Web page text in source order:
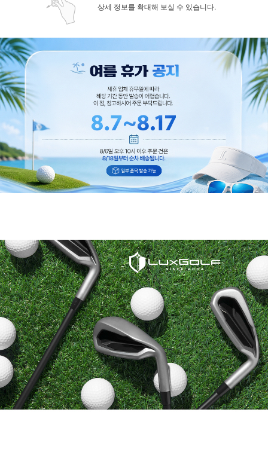
상세 정보를 확대해 보실 수 있습니다.